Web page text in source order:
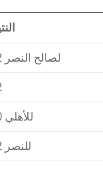
4-2 لصالح النصر
1-0 للأهلي
3-2 للنصر